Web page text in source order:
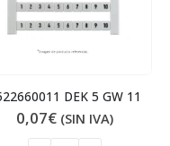
DEK 5 GW 11
0,07€ (SIN IVA)